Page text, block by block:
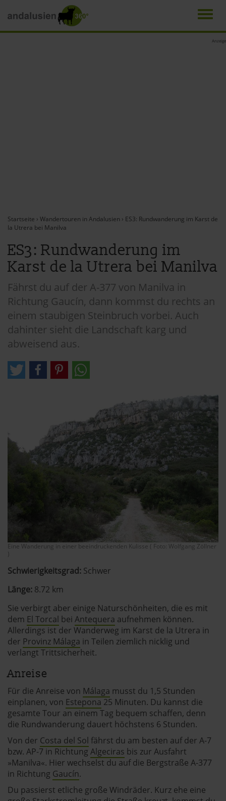
Anzeige
Startseite › Wandertouren in Andalusien › ES3: Rundwanderung im Karst de
la Utrera bei Manilva
ES3: Rundwanderung im
Karst de la Utrera bei Manilva
Fährst du auf der A-377 von Manilva in
Richtung Gaucín, dann kommst du rechts an
einem staubigen Steinbruch vorbei. Auch
dahinter sieht die Landschaft karg und
abweisend aus.
Eine Wanderung in einer beeindruckenden Kulisse ( Foto: Wolfgang Zöllner
)
Schwierigkeitsgrad: Schwer
Länge: 8.72 km
Sie verbirgt aber einige Naturschönheiten, die es mit
dem El Torcal bei Antequera aufnehmen können.
Allerdings ist der Wanderweg im Karst de la Utrera in
der Provinz Málaga in Teilen ziemlich nicklig und
verlangt Trittsicherheit.
Anreise
Für die Anreise von Málaga musst du 1,5 Stunden
einplanen, von Estepona 25 Minuten. Du kannst die
gesamte Tour an einem Tag bequem schaffen, denn
die Rundwanderung dauert höchstens 6 Stunden.
Von der Costa del Sol fährst du am besten auf der A-7
bzw. AP-7 in Richtung Algeciras bis zur Ausfahrt
»Manilva«. Hier wechselst du auf die Bergstraße A-377
in Richtung Gaucín.
Du passierst etliche große Windräder. Kurz ehe eine